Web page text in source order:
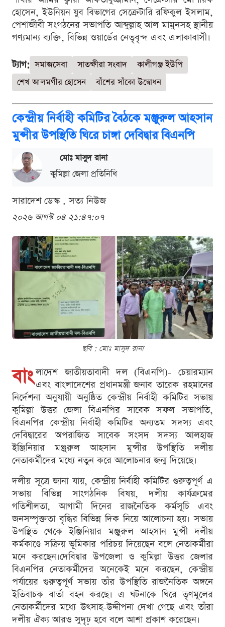
হোসেন, ইউনিয়ন যুব বিভাগের সেক্রেটারি রফিকুল ইসলাম,
পেশাজীবী সংগঠনের সভাপতি আব্দুল্লাহ আল মামুনসহ স্থানীয়
গণ্যমান্য ব্যক্তি, বিভিন্ন ওয়ার্ডের নেতৃবৃন্দ এবং এলাকাবাসী।
ট্যাগ: সমাজসেবা সাতক্ষীরা সংবাদ
কালীগঞ্জ ইউপি
শেখ আলমগীর হোসেন
বাঁশের সাঁকো উদ্বোধন
কেন্দ্রীয় নির্বাহী কমিটির বৈঠকে মঞ্জুরুল আহসান
মুন্সীর উপস্থিতি ঘিরে চাঙ্গা দেবিদ্বার বিএনপি
মোঃ মাসুদ রানা
কুমিল্লা জেলা প্রতিনিধি
সারাদেশ ডেস্ক . সত্য নিউজ
২০২৬ আগস্ট ০৪ ২১:৪৭:০৭
ছবি : মোঃ মাসুদ রানা
বাং লাদেশ জাতীয়তাবাদী দল (বিএনপি)- চেয়ারম্যান
এবং বাংলাদেশের প্রধানমন্ত্রী জনাব তারেক রহমানের
নির্দেশনা অনুযায়ী অনুষ্ঠিত কেন্দ্রীয় নির্বাহী কমিটির সভায়
কুমিল্লা উত্তর জেলা বিএনপির সাবেক সফল সভাপতি,
বিএনপির কেন্দ্রীয় নির্বাহী কমিটির অন্যতম সদস্য এবং
দেবিদ্বারের অপরাজিত সাবেক সংসদ সদস্য আলহাজ
ইঞ্জিনিয়ার মঞ্জুরুল আহসান মুন্সীর উপস্থিতি দলীয়
নেতাকর্মীদের মধ্যে নতুন করে আলোচনার জন্ম দিয়েছে।
দলীয় সূত্রে জানা যায়, কেন্দ্রীয় নির্বাহী কমিটির গুরুত্বপূর্ণ এ
সভায় বিভিন্ন সাংগঠনিক বিষয়, দলীয় কার্যক্রমের
গতিশীলতা, আগামী দিনের রাজনৈতিক কর্মসূচি এবং
জনসম্পৃক্ততা বৃদ্ধির বিভিন্ন দিক নিয়ে আলোচনা হয়। সভায়
উপস্থিত থেকে ইঞ্জিনিয়ার মঞ্জুরুল আহসান মুন্সী দলীয়
কর্মকাণ্ডে সক্রিয় ভূমিকার পরিচয় দিয়েছেন বলে নেতাকর্মীরা
মনে করছেন।দেবিদ্বার উপজেলা ও কুমিল্লা উত্তর জেলার
বিএনপির নেতাকর্মীদের অনেকেই মনে করছেন, কেন্দ্রীয়
পর্যায়ের গুরুত্বপূর্ণ সভায় তাঁর উপস্থিতি রাজনৈতিক অঙ্গনে
ইতিবাচক বার্তা বহন করছে। এ ঘটনাকে ঘিরে তৃণমূলের
নেতাকর্মীদের মধ্যে উৎসাহ-উদ্দীপনা দেখা গেছে এবং তাঁরা
দলীয় ঐক্য আরও সুদৃঢ় হবে বলে আশা প্রকাশ করেছেন।